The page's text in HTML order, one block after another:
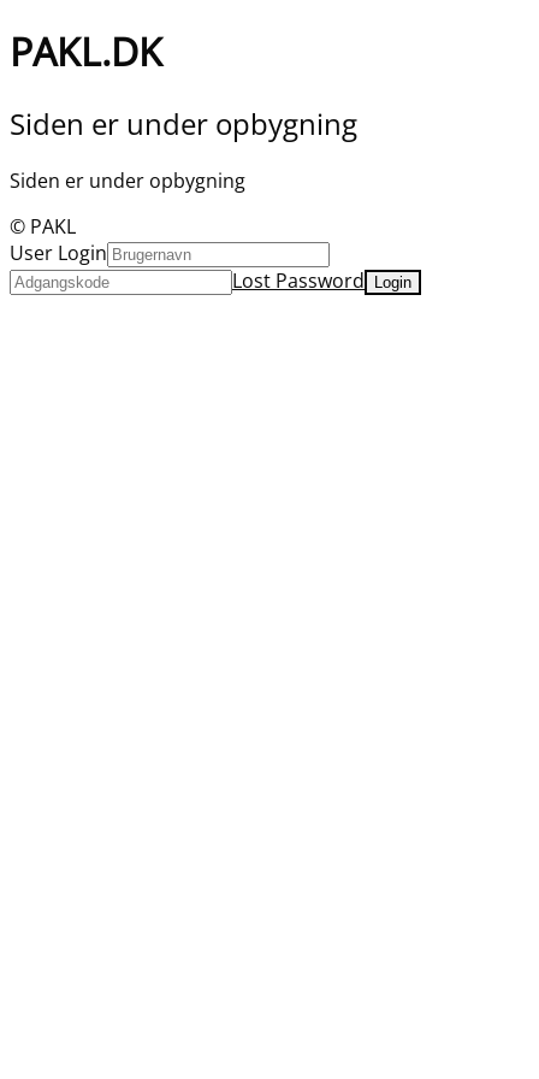
PAKL.DK
Siden er under opbygning
Siden er under opbygning
© PAKL
User Login
Lost Password